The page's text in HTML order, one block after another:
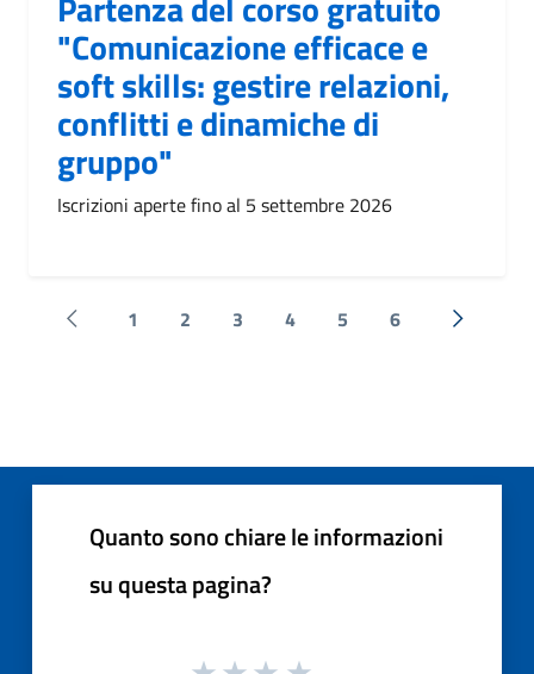
"Comunicazione efficace e
soft skills: gestire relazioni,
conflitti e dinamiche di
gruppo"
Iscrizioni aperte fino al 5 settembre 2026
Pagina precedente
1 2 3 4 5 6
Quanto sono chiare le informazioni
su questa pagina?